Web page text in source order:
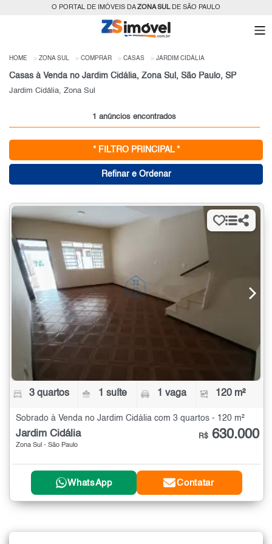
O PORTAL DE IMÓVEIS DAZONA SULDE SÃO PAULO
HOME ZONA SUL COMPRAR CASAS JARDIM CIDÁLIA
Casas à Venda no Jardim Cidália, Zona Sul, São Paulo, SP
Jardim Cidália, Zona Sul
1 anúncios encontrados
* FILTRO PRINCIPAL *
Refinar e Ordenar
3 quartos 1 suíte 1 vaga 120 m²
Sobrado à Venda no Jardim Cidália com 3 quartos - 120 m²
Jardim Cidália
Zona Sul - São Paulo
R$ 630.000
WhatsApp Contatar